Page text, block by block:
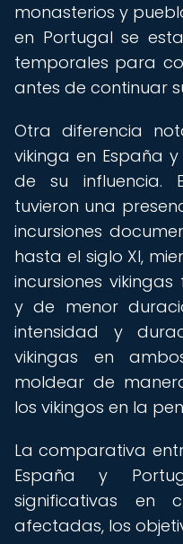
monasterios y
en Portugal se
temporales para
antes de continuar
Otra diferencia
vikinga en España
de su influencia.
tuvieron una
incursiones
hasta el siglo XI,
incursiones
y de menor
intensidad y
vikingas en
moldear de
los vikingos en la
La comparativa
España y
significativas en
afectadas, los